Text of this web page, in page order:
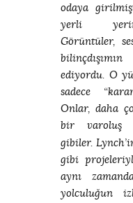
odaya
yerli
Görüntüler,
ediyordu. O
sadece
Onlar, daha
bir varoluş
gibiler.
gibi
aynı
yolculuğun